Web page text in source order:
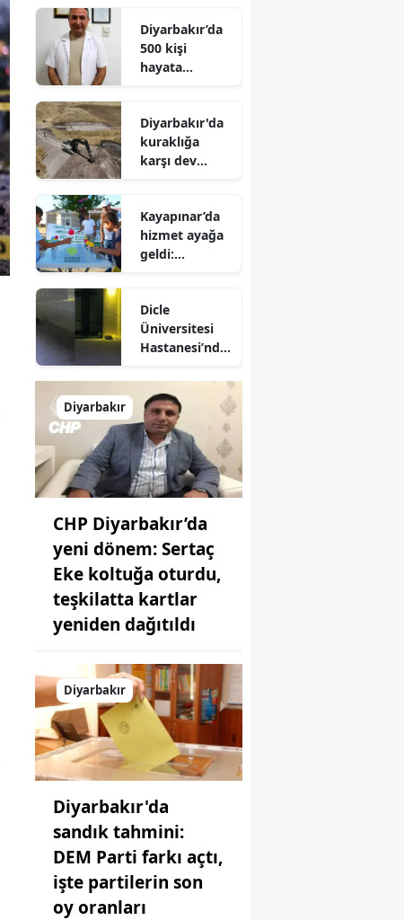
Merkezi’nin
rotasını onlar
çizecek
Diyarbakır’da
500 kişi
hayata
bekliyor: Bir
imza binlerce
umut olabilir
Diyarbakır'da
kuraklığa
karşı dev
buluyor
Kayapınar’da
hizmet ayağa
geldi:
yüzler güldü
Dicle
Üniversitesi
Hastanesi’nde
anlar: Şifa
arayanlar
köpek
sürülerinin
arasında kaldı
Diyarbakır
CHP Diyarbakır’da
yeni dönem: Sertaç
Eke koltuğa oturdu,
teşkilatta kartlar
yeniden dağıtıldı
Diyarbakır
Diyarbakır'da
sandık tahmini:
DEM Parti farkı açtı,
işte partilerin son
oy oranları